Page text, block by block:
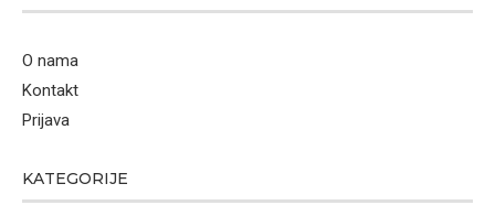
O nama
Kontakt
Prijava
KATEGORIJE